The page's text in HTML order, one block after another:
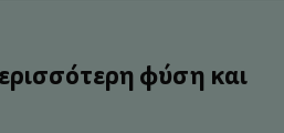
φύση και